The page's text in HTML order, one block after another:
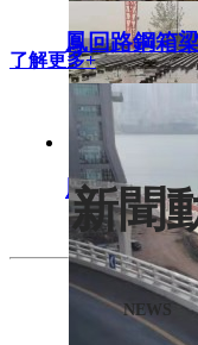
鳳回路鋼箱
鳳回路鋼箱
了解更多+
新聞
NEWS